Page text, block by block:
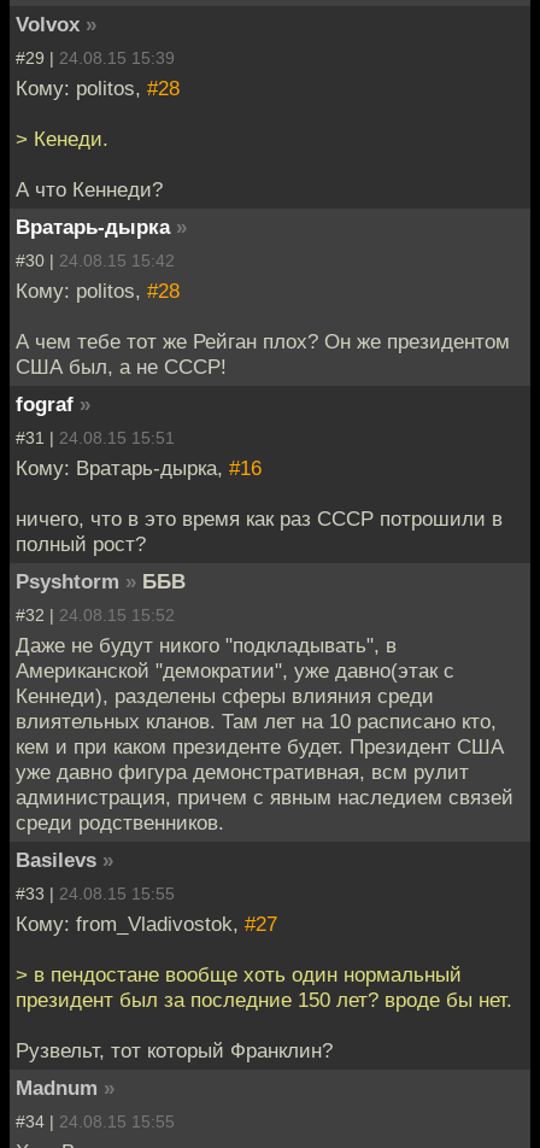
Volvox »
#29 | 24.08.15 15:39
Кому: politos, #28
> Кенеди.
А что Кеннеди?
Вратарь-дырка »
#30 | 24.08.15 15:42
Кому: politos, #28
А чем тебе тот же Рейган плох? Он же президентом
США был, а не СССР!
fograf »
#31 | 24.08.15 15:51
Кому: Вратарь-дырка, #16
ничего, что в это время как раз СССР потрошили в
полный рост?
Psyshtorm » ББВ
#32 | 24.08.15 15:52
Даже не будут никого "подкладывать", в
Американской "демократии", уже давно(этак с
Кеннеди), разделены сферы влияния среди
влиятельных кланов. Там лет на 10 расписано кто,
кем и при каком президенте будет. Президент США
уже давно фигура демонстративная, всм рулит
администрация, причем с явным наследием связей
среди родственников.
Basilevs »
#33 | 24.08.15 15:55
Кому: from_Vladivostok, #27
> в пендостане вообще хоть один нормальный
президент был за последние 150 лет? вроде бы нет.
Рузвельт, тот который Франклин?
Madnum »
#34 | 24.08.15 15:55